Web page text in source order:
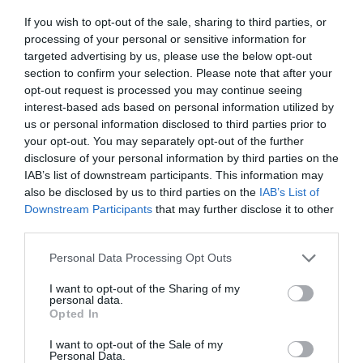
If you wish to opt-out of the sale, sharing to third parties, or
processing of your personal or sensitive information for
targeted advertising by us, please use the below opt-out
section to confirm your selection. Please note that after your
opt-out request is processed you may continue seeing
interest-based ads based on personal information utilized by
us or personal information disclosed to third parties prior to
your opt-out. You may separately opt-out of the further
disclosure of your personal information by third parties on the
IAB’s list of downstream participants. This information may
also be disclosed by us to third parties on the IAB’s List of
Downstream Participants that may further disclose it to other
Please note that this website/app uses one or more Google
not limited to your visit or usage behaviour. You may click to
grant or deny consent to Google and its third-party tags to
use your data for below specified purposes in below Google
consent section.
Personal Data Processing Opt Outs
I want to opt-out of the Sharing of my
personal data.
Opted In
I want to opt-out of the Sale of my
Personal Data.
Η πιο ταξιδιάρικη
βαλίτσα του φετινού
καλοκαιριού έχει την
υπογραφή της Xiaomi
31.07.2026
ΟΛΗ Η ΡΟΗ ΕΙΔΗΣΕΩΝ